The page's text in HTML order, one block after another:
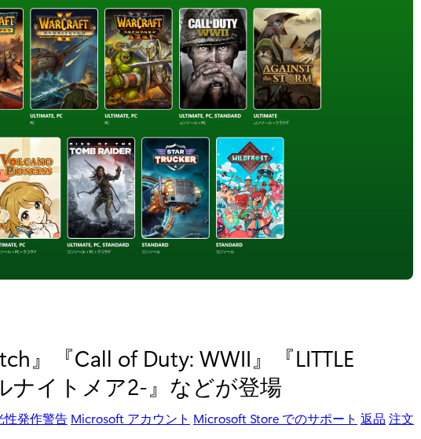
』『Call of Duty: WWII』『LITTLE
ナイトメア2-』などが登場
性発作警告 Microsoft アカウント Microsoft Store でのサポート 返品 注文